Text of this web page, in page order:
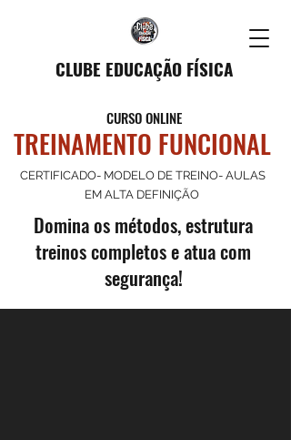
CLUBE EDUCAÇÃO FÍSICA
CURSO ONLINE
TREINAMENTO FUNCIONAL
CERTIFICADO- MODELO DE TREINO- AULAS
EM ALTA DEFINIÇÃO
Domina os métodos, estrutura
treinos completos e atua com
segurança!